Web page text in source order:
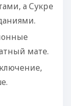
а Сукре
мате.